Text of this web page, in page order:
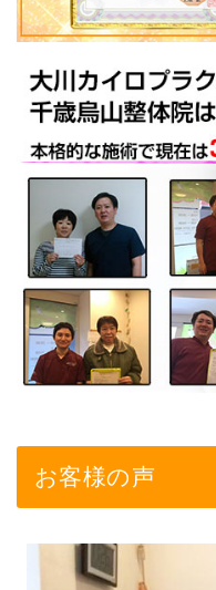
お客様の声